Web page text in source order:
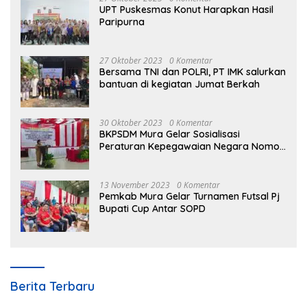
UPT Puskesmas Konut Harapkan Hasil
Paripurna
27 Oktober 2023 0 Komentar
Bersama TNI dan POLRI, PT IMK salurkan
bantuan di kegiatan Jumat Berkah
30 Oktober 2023 0 Komentar
BKPSDM Mura Gelar Sosialisasi
Peraturan Kepegawaian Negara Nomor
13 November 2023 0 Komentar
Pemkab Mura Gelar Turnamen Futsal Pj
Bupati Cup Antar SOPD
Berita Terbaru